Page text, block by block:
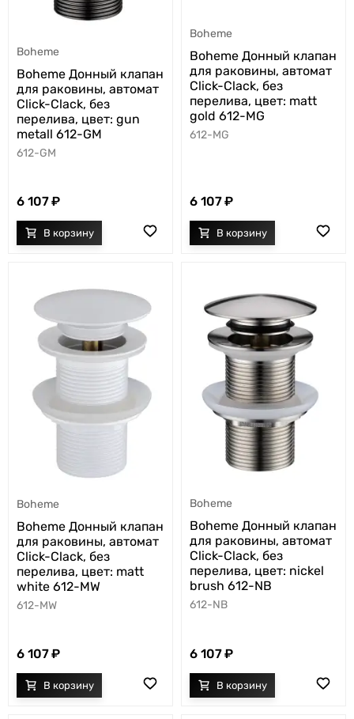
Boheme
Boheme Донный клапан
для раковины, автомат
Click-Clack, без
перелива, цвет: gun
metall 612-GM
612-GM
6 107
Boheme
Boheme Донный клапан
для раковины, автомат
Click-Clack, без
перелива, цвет: matt
gold 612-MG
612-MG
6 107
Boheme
Boheme Донный клапан
для раковины, автомат
Click-Clack, без
перелива, цвет: matt
white 612-MW
612-MW
6 107
Boheme
Boheme Донный клапан
для раковины, автомат
Click-Clack, без
перелива, цвет: nickel
brush 612-NB
612-NB
6 107